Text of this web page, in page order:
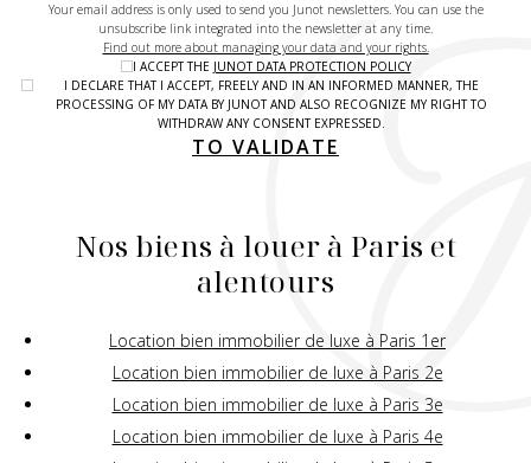
Your email address is only used to send you Junot newsletters. You can use the
unsubscribe link integrated into the newsletter at any time.
Find out more about managing your data and your rights.
I ACCEPT THE JUNOT DATA PROTECTION POLICY
I DECLARE THAT I ACCEPT, FREELY AND IN AN INFORMED MANNER, THE
PROCESSING OF MY DATA BY JUNOT AND ALSO RECOGNIZE MY RIGHT TO
WITHDRAW ANY CONSENT EXPRESSED.
TO VALIDATE
Nos biens à louer à Paris et
alentours
Location bien immobilier de luxe à Paris 1er
Location bien immobilier de luxe à Paris 2e
Location bien immobilier de luxe à Paris 3e
Location bien immobilier de luxe à Paris 4e